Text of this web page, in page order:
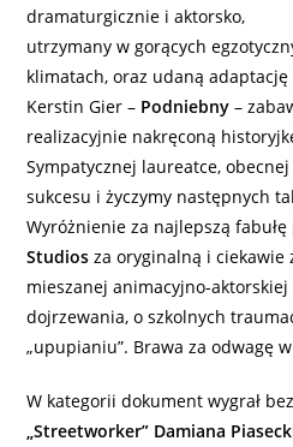
dramaturgicznie i aktorsko,
utrzymany w gorących
klimatach, oraz udaną
Kerstin Gier – Podniebny–
realizacyjnie nakręconą
Sympatycznej laureatce,
sukcesu i życzymy następnych
Wyróżnienie za najlepszą
Studiosza oryginalną i
mieszanej animacyjno-
dojrzewania, o szkolnych
„upupianiu”. Brawa za odwagę
W kategorii dokument wygrał
„Streetworker” Damiana